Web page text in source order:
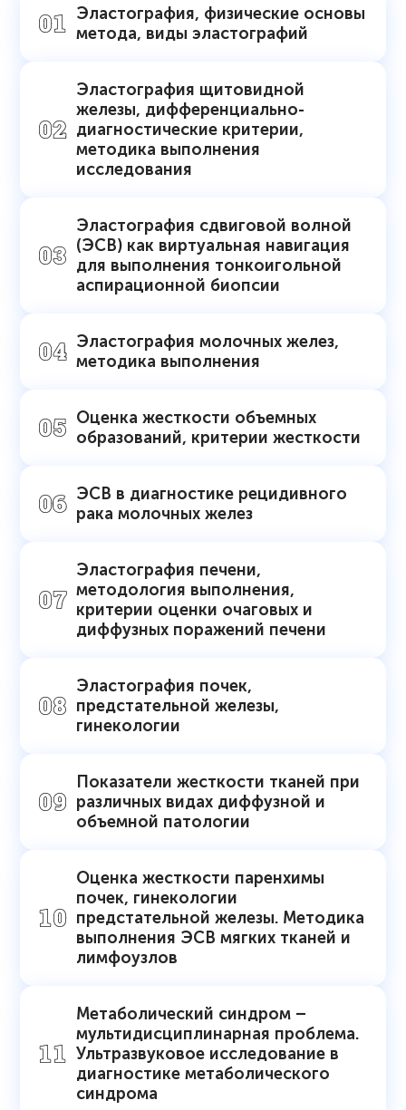
Эластография, физические основы
метода, виды эластографий
Эластография щитовидной
железы, дифференциально-
диагностические критерии,
методика выполнения
исследования
Эластография сдвиговой волной
(ЭСВ) как виртуальная навигация
для выполнения тонкоигольной
аспирационной биопсии
Эластография молочных желез,
методика выполнения
Оценка жесткости объемных
образований, критерии жесткости
ЭСВ в диагностике рецидивного
рака молочных желез
Эластография печени,
методология выполнения,
критерии оценки очаговых и
диффузных поражений печени
Эластография почек,
предстательной железы,
гинекологии
Показатели жесткости тканей при
различных видах диффузной и
объемной патологии
Оценка жесткости паренхимы
почек, гинекологии
предстательной железы. Методика
выполнения ЭСВ мягких тканей и
лимфоузлов
Метаболический синдром –
мультидисциплинарная проблема.
Ультразвуковое исследование в
диагностике метаболического
синдрома